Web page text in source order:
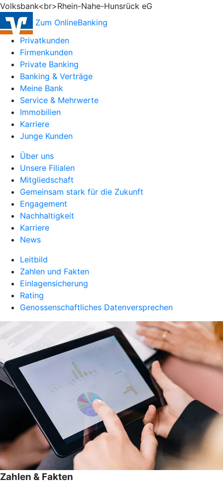
Volksbank<br>Rhein-Nahe-Hunsrück eG
Zum OnlineBanking
Privatkunden
Firmenkunden
Private Banking
Banking & Verträge
Meine Bank
Service & Mehrwerte
Immobilien
Karriere
Junge Kunden
Über uns
Unsere Filialen
Mitgliedschaft
Gemeinsam stark für die Zukunft
Engagement
Nachhaltigkeit
Karriere
News
Leitbild
Zahlen und Fakten
Einlagensicherung
Rating
Genossenschaftliches Datenversprechen
Zahlen & Fakten